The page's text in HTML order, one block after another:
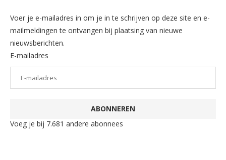
Voer je e-mailadres in om je in te schrijven op deze site en e-
mailmeldingen te ontvangen bij plaatsing van nieuwe
nieuwsberichten.
E-mailadres
ABONNEREN
Voeg je bij 7.681 andere abonnees